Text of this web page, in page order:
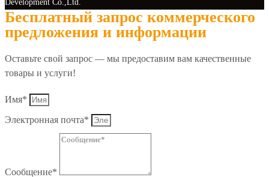
Development Co.,Ltd.
Бесплатный запрос коммерческого
предложения и информации
Оставьте свой запрос — мы предоставим вам качественные
товары и услуги!
Имя*
Электронная почта*
Сообщение*